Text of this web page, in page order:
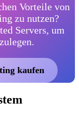
Vorteile von
zu nutzen?
Servers, um
kaufen